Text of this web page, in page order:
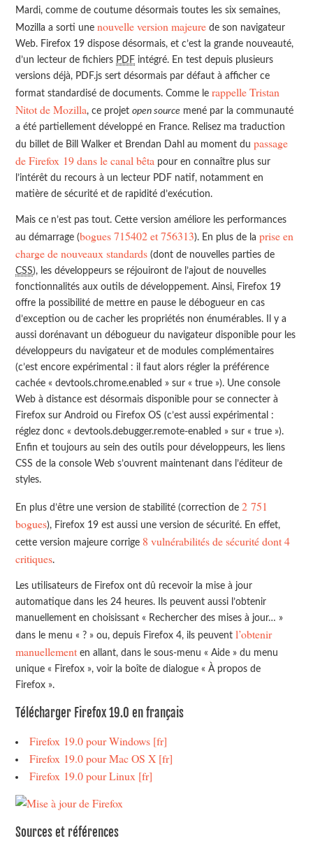
Mardi, comme de coutume désormais toutes les six semaines,
Mozilla a sorti unenouvelle version majeure de son navigateur
Web. Firefox 19 dispose désormais, et c’est la grande nouveauté,
d’un lecteur de fichiers PDF intégré. En test depuis plusieurs
versions déjà, PDF.js sert désormais par défaut à afficher ce
format standardisé de documents. Comme lerappelle Tristan
Nitot de Mozilla, ce projetopen source mené par la communauté
a été partiellement développé en France. Relisez ma traduction
du billet de Bill Walker et Brendan Dahl au moment dupassage
de Firefox 19 dans le canal bêta pour en connaître plus sur
l’intérêt du recours à un lecteur PDF natif, notamment en
matière de sécurité et de rapidité d’exécution.
Mais ce n’est pas tout. Cette version améliore les performances
au démarrage (bogues 715402 et 756313). En plus de laprise en
charge de nouveaux standards (dont de nouvelles parties de
CSS), les développeurs se réjouiront de l’ajout de nouvelles
fonctionnalités aux outils de développement. Ainsi, Firefox 19
offre la possibilité de mettre en pause le débogueur en cas
d’exception ou de cacher les propriétés non énumérables. Il y a
aussi dorénavant un débogueur du navigateur disponible pour les
développeurs du navigateur et de modules complémentaires
(c’est encore expérimental : il faut alors régler la préférence
cachée « devtools.chrome.enabled » sur « true »). Une console
Web à distance est désormais disponible pour se connecter à
Firefox sur Android ou Firefox OS (c’est aussi expérimental :
réglez donc « devtools.debugger.remote-enabled » sur « true »).
Enfin et toujours au sein des outils pour développeurs, les liens
CSS de la console Web s’ouvrent maintenant dans l’éditeur de
styles.
En plus d’être une version de stabilité (correction de2 751
bogues), Firefox 19 est aussi une version de sécurité. En effet,
cette version majeure corrige 8 vulnérabilités de sécurité dont 4
critiques.
Les utilisateurs de Firefox ont dû recevoir la mise à jour
automatique dans les 24 heures. Ils peuvent aussi l’obtenir
manuellement en choisissant « Rechercher des mises à jour… »
dans le menu « ? » ou, depuis Firefox 4, ils peuventl’obtenir
manuellement en allant, dans le sous-menu « Aide » du menu
unique « Firefox », voir la boîte de dialogue « À propos de
Firefox ».
Télécharger Firefox 19.0 en français
Firefox 19.0 pour Windows [fr]
Firefox 19.0 pour Mac OS X [fr]
Firefox 19.0 pour Linux [fr]
Sources et références